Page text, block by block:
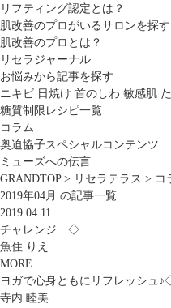
リフティング認定とは？
肌改善のプロがいるサロンを探す
肌改善のプロとは？
リセラジャーナル
お悩みから記事を探す
ニキビ 日焼け 首のしわ 敏感肌
糖質制限レシピ一覧
コラム
奥迫協子スペシャルコンテンツ
ミューズへの伝言
GRANDTOP> リセラテラス > コ
2019年04月 の記事一覧
2019.04.11
チャレンジ ◇...
魚住 りえ
MORE
ヨガで心身ともにリフレッシュ
寺内 睦美